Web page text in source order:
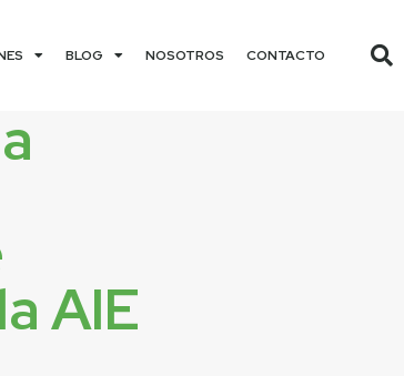
BLOG NOSOTROS CONTACTO
AIE